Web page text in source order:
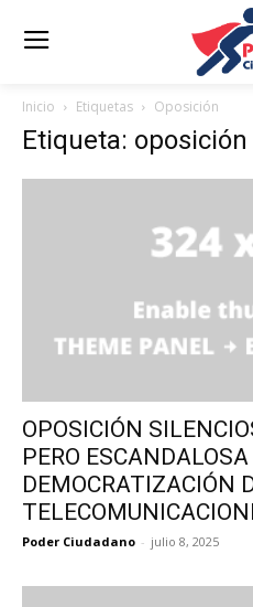
Inicio Etiquetas Oposición
Etiqueta: oposición
OPOSICIÓN
PERO
DEMOCRATIZACIÓN
Poder Ciudadano - julio 8, 2025